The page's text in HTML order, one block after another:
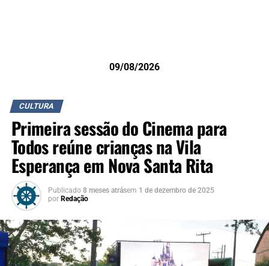
09/08/2026
CULTURA
Primeira sessão do Cinema para
Todos reúne crianças na Vila
Esperança em Nova Santa Rita
Publicado 8 meses atrásem 1 de dezembro de 2025
por Redação